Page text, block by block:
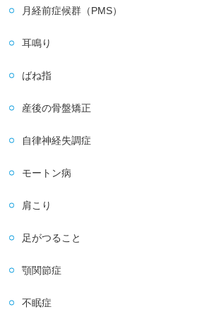
月経前症候群（PMS）
耳鳴り
ばね指
産後の骨盤矯正
自律神経失調症
モートン病
肩こり
足がつること
顎関節症
不眠症